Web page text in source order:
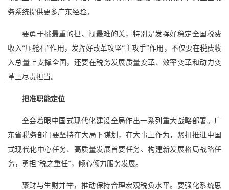
务系统提供更多广东经验。
要勇于挑最重的担、闯最难的关，特别是发挥好稳定全国税费
收入“压舱石”作用，发挥好改革攻坚“主攻手”作用，不仅要在税费收
入总量上支撑全国，还要在税务发展质量变革、效率变革和动力变
革上尽责担当。
把准职能定位
全会着眼中国式现代化建设全局作出一系列重大战略部署。广
东省税务部门要坚持在大局下谋划，在大事上作为，紧扣推进中国
式现代化中心任务、高质量发展首要任务、构建新发展格局战略任
务，勇担“税之重任”，倾心倾力服务发展。
聚财与生财并举，推动保持合理宏观税负水平。要强化系统思